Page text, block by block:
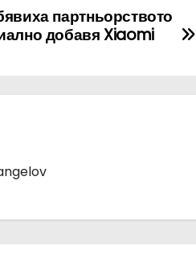
партньорството
добавя Xiaomi